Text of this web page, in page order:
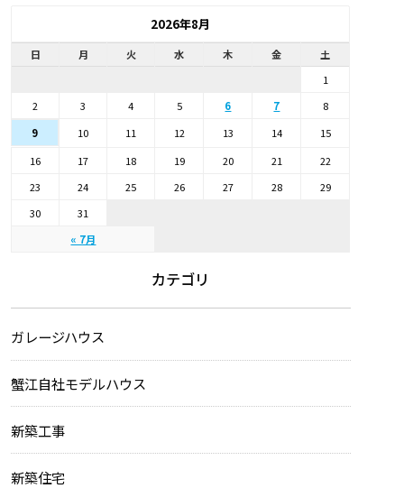
2026年8月
日 月 火 水 木 金 土
« 7月
1
2
3 4 5 6 7
8
9
10 11 12 13 14
15
16
17 18 19 20 21
22
23
24 25 26 27 28
29
30
31
カテゴリ
ガレージハウス
蟹江自社モデルハウス
新築工事
新築住宅